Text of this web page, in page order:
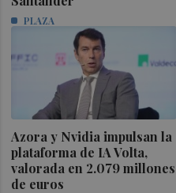
PLAZA
Azora y Nvidia impulsan la
plataforma de IA Volta,
valorada en 2.079 millones
de euros